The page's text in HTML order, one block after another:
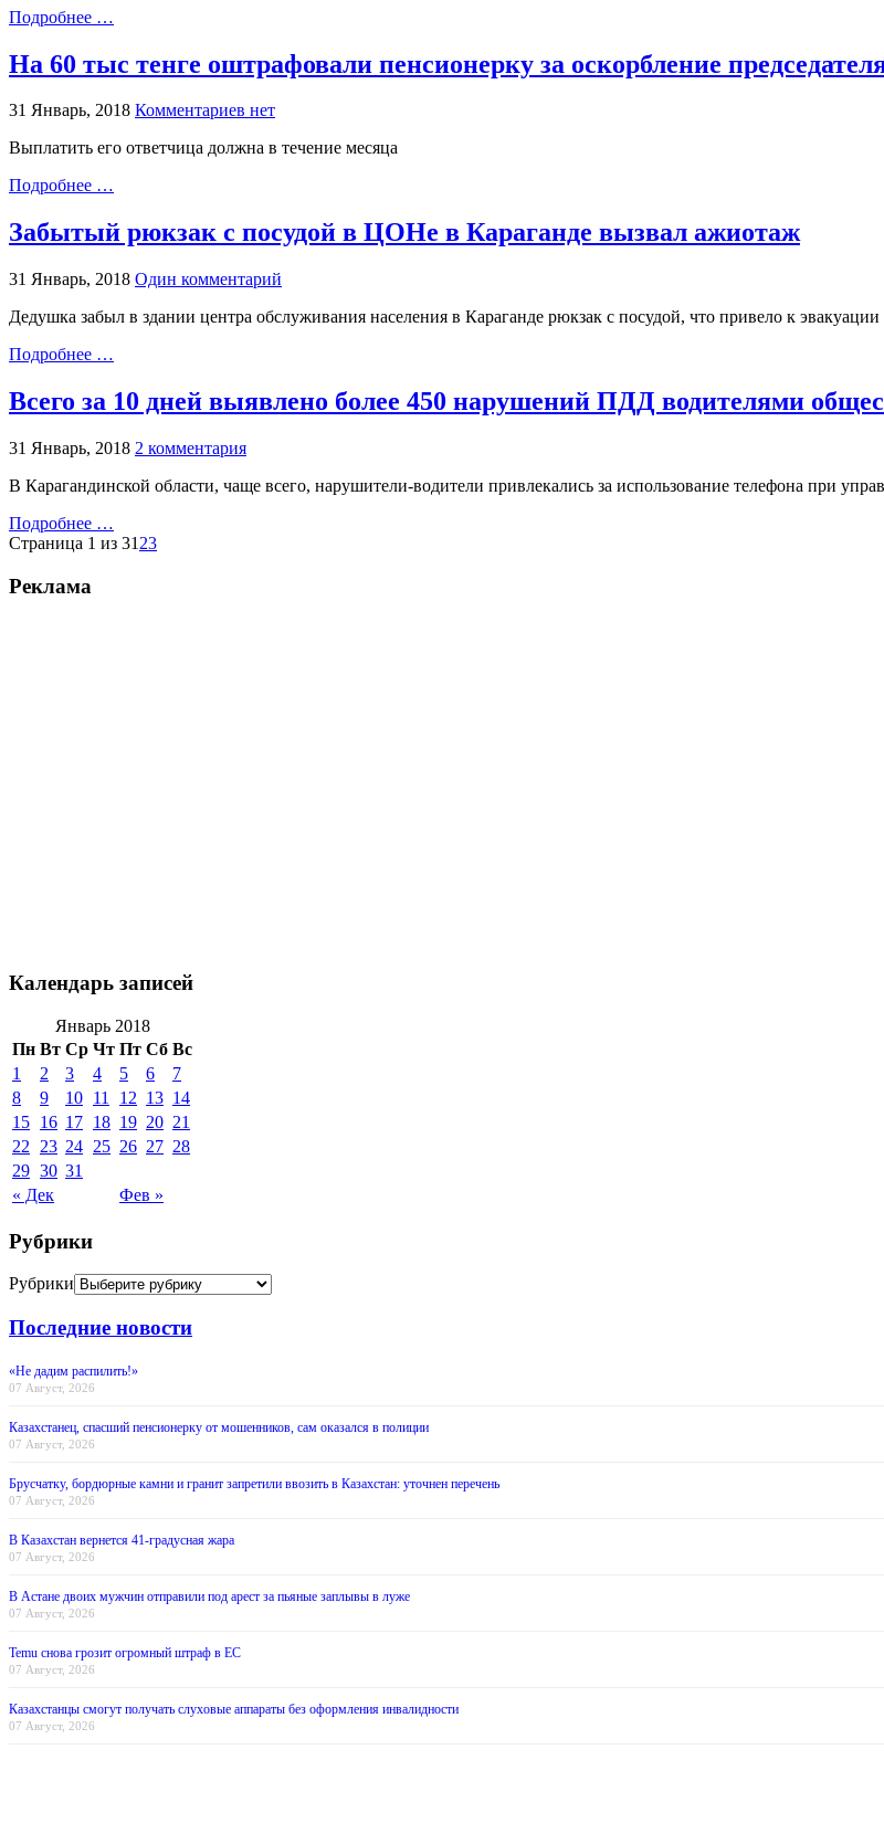
Подробнее …
На 60 тыс тенге оштрафовали пенсионерку за оскорбление
31 Январь, 2018 Комментариев нет
Выплатить его ответчица должна в течение месяца
Подробнее …
Забытый рюкзак с посудой в ЦОНе в Караганде вызвал ажиотаж
31 Январь, 2018 Один комментарий
Дедушка забыл в здании центра обслуживания населения в Караганде рюкзак с посудой, что привело к эвакуации
Подробнее …
Всего за 10 дней выявлено более 450 нарушений ПДД водителями
31 Январь, 2018 2 комментария
В Карагандинской области, чаще всего, нарушители-водители привлекались за использование телефона при
Подробнее …
Страница 1 из 31 23
Реклама
Календарь записей
Январь 2018
Пн Вт Ср Чт Пт Сб Вс
« Дек Фев »
1 2 3 4 5 6
7
8
9 10 11 12 13 14
15 16 17 18 19 20 21
22
23 24 25 26 27 28
29 30 31
Рубрики
Рубрики
Последние новости
«Не дадим распилить!»
07 Август, 2026
Казахстанец, спасший пенсионерку от мошенников, сам оказался в полиции
07 Август, 2026
Брусчатку, бордюрные камни и гранит запретили ввозить в Казахстан: уточнен перечень
07 Август, 2026
В Казахстан вернется 41-градусная жара
07 Август, 2026
В Астане двоих мужчин отправили под арест за пьяные заплывы в луже
07 Август, 2026
Temu снова грозит огромный штраф в ЕС
07 Август, 2026
Казахстанцы смогут получать слуховые аппараты без оформления инвалидности
07 Август, 2026